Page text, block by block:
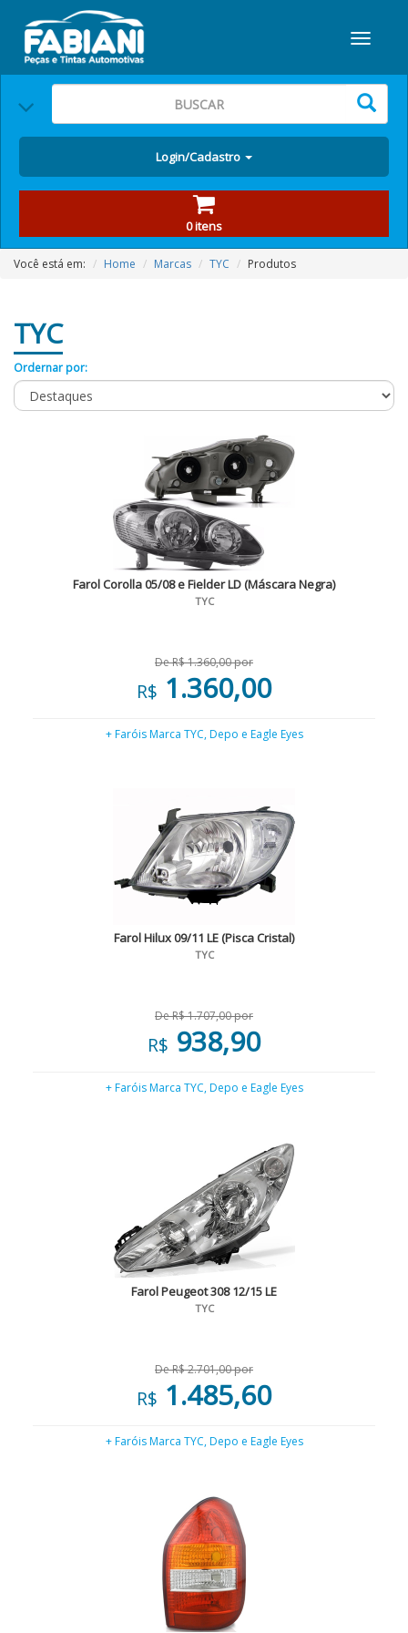
Login/Cadastro
0 itens
Você está em: Home Marcas TYC Produtos
TYC
Ordernar por:
Farol Corolla 05/08 e Fielder LD (Máscara Negra)
TYC
De R$ 1.360,00 por
R$ 1.360,00
+ Faróis Marca TYC, Depo e Eagle Eyes
Farol Hilux 09/11 LE (Pisca Cristal)
TYC
De R$ 1.707,00 por
R$ 938,90
+ Faróis Marca TYC, Depo e Eagle Eyes
Farol Peugeot 308 12/15 LE
TYC
De R$ 2.701,00 por
R$ 1.485,60
+ Faróis Marca TYC, Depo e Eagle Eyes